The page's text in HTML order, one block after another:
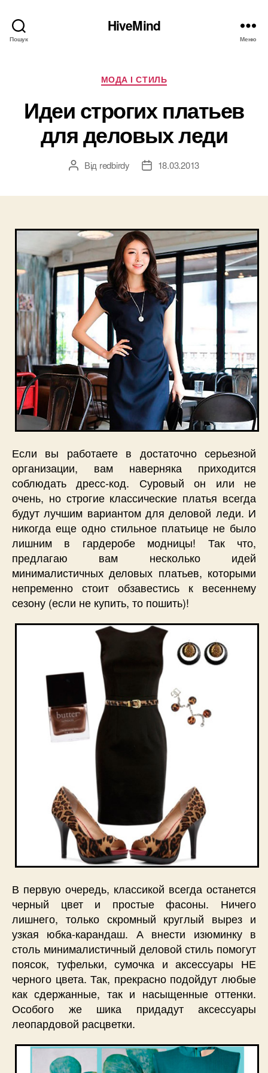
Пошук
HiveMind
Меню
Категорії
МОДА І СТИЛЬ
Идеи строгих платьев
для деловых леди
Автор
Від redbirdy
Дата18.03.2013
Если вы работаете в достаточно серьезной
организации, вам наверняка приходится
соблюдать дресс-код. Суровый он или не
очень, но строгие классические платья всегда
будут лучшим вариантом для деловой леди. И
никогда еще одно стильное платьице не было
лишним в гардеробе модницы! Так что,
предлагаю вам несколько идей
минималистичных деловых платьев, которыми
непременно стоит обзавестись к весеннему
сезону (если не купить, то пошить)!
В первую очередь, классикой всегда останется
черный цвет и простые фасоны. Ничего
лишнего, только скромный круглый вырез и
узкая юбка-карандаш. А внести изюминку в
столь минималистичный деловой стиль помогут
поясок, туфельки, сумочка и аксессуары НЕ
черного цвета. Так, прекрасно подойдут любые
как сдержанные, так и насыщенные оттенки.
Особого же шика придадут аксессуары
леопардовой расцветки.